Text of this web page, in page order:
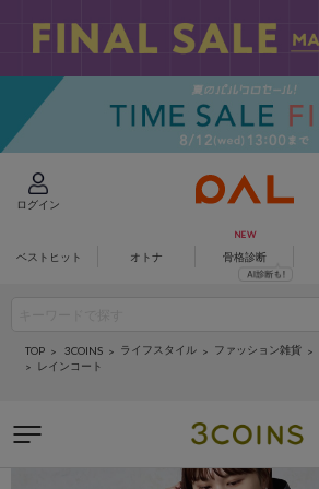
ログイン
ベストヒット オトナ 骨格診断
TOP 3COINS ライフスタイル ファッション雑貨
レインコート